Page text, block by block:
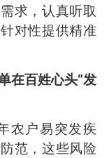
求，认真听取
对性提供精准
在百姓心头“发
户易突发疾
范，这些风险